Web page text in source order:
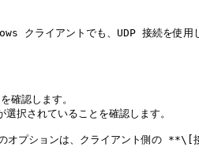
アントでも、UDP 接続を使用し
認します。
されていることを確認します。
ションは、クライアント側の